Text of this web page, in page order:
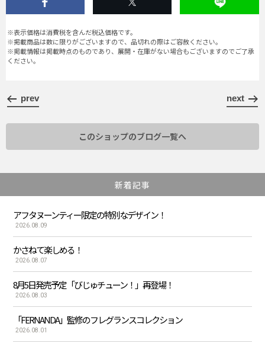
※表示価格は消費税を含んだ税込価格です。
※掲載商品は数に限りがございますので、品切れの際はご容赦ください。
※掲載情報は掲載時点のものであり、展開・在庫がない場合もございますのでご了承
ください。
prev next
このショップのブログ一覧へ
新着記事
アフタヌーンティー限定の特別なデザイン！
2026.08.09
かさねて楽しめる！
2026.08.07
8月5日発売予定「びじゅチューン！」再登場！
2026.08.03
「FERNANDA」監修のフレグランスコレクション
2026.08.01